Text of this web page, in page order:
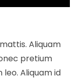
Aliquam
pretium
Aliquam id